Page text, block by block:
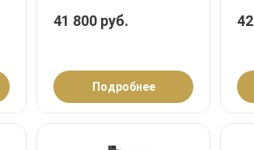
41 800 руб.
Подробнее